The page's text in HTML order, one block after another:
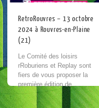
RetroRouvres – 13 octobre
2024 à Rouvres-en-Plaine
(21)
Le Comité des loisirs
rRoburiens et Replay sont
fiers de vous proposer la
première édition de
RetroRouvres! Venez
découvrir ou redécouvrir les